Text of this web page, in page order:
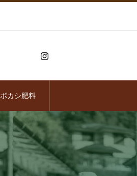
ボカシ肥料